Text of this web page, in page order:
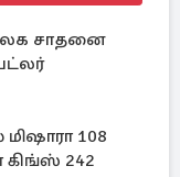
உலக சாதனை
108
கிங்ஸ் 242